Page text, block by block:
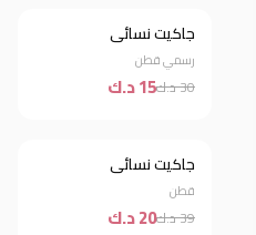
خصم 50%
جاكيت نسائي
رسمي قطن
30 د.ك 15 د.ك
خصم 49%
جاكيت نسائي
قطن
39 د.ك 20 د.ك